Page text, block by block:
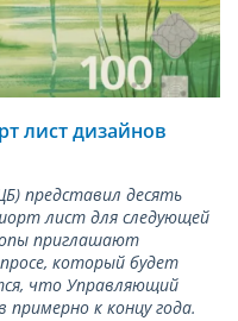
лист дизайнов
представил десять
лист для следующей
приглашают
который будет
что Управляющий
к концу года.